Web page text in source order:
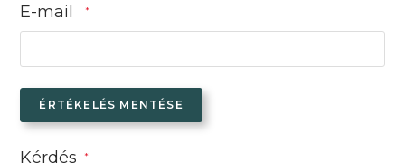
E-mail *
ÉRTÉKELÉS MENTÉSE
Kérdés *